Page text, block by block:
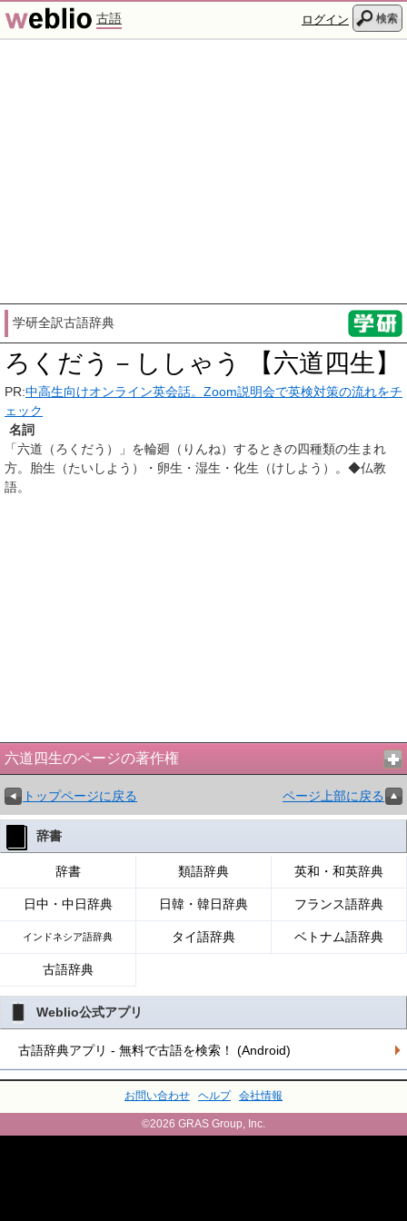
古語 ログイン 検索
学研全訳古語辞典
ろくだう－ししゃう 【六道四生】
PR:中高生向けオンライン英会話。Zoom説明会で英検対策の流れをチ
ェック
名詞
「六道（ろくだう）」を輪廻（りんね）するときの四種類の生まれ
方。胎生（たいしよう）・卵生・湿生・化生（けしよう）。◆仏教
語。
六道四生のページの著作権
トップページに戻る ページ上部に戻る
辞書
辞書 類語辞典 英和・和英辞典
日中・中日辞典 日韓・韓日辞典 フランス語辞典
インドネシア語辞典 タイ語辞典 ベトナム語辞典
古語辞典
Weblio公式アプリ
古語辞典アプリ - 無料で古語を検索！ (Android)
お問い合わせ ヘルプ 会社情報
©2026 GRAS Group, Inc.